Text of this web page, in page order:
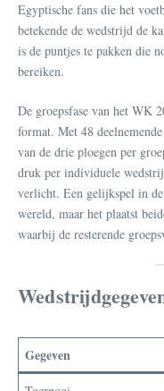
Egyptische fans die het
betekende de wedstrijd de
is de puntjes te pakken die
bereiken.
De groepsfase van het WK
format. Met 48
van de drie ploegen per
druk per individuele
verlicht. Een gelijkspel in
wereld, maar het plaatst
waarbij de resterende
Gegeven